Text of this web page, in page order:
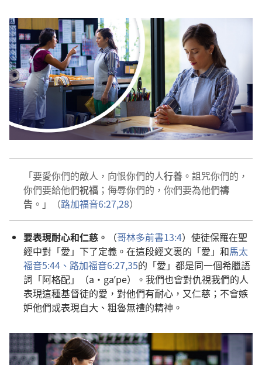
「要愛你們的敵人，向恨你們的人行善 。詛咒你們的，
你們要給他們祝福 ；侮辱你們的，你們要為他們禱
告 。」（路加福音6:27,28）
要表現耐心和仁慈。 （哥林多前書13:4）使徒保羅在聖
經中對「愛」下了定義。在這段經文裏的「愛」和馬太
福音5:44、 路加福音6:27,35的「愛」都是同一個希臘語
詞「阿格配」（a·gaʹpe）。我們也會對仇視我們的人
表現這種基督徒的愛，對他們有耐心，又仁慈；不會嫉
妒他們或表現自大、粗魯無禮的精神。